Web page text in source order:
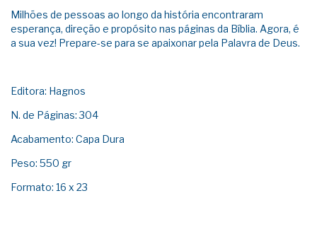
Milhões de pessoas ao longo da história encontraram
esperança, direção e propósito nas páginas da Bíblia. Agora, é
a sua vez! Prepare-se para se apaixonar pela Palavra de Deus.
Editora: Hagnos
N. de Páginas: 304
Acabamento: Capa Dura
Peso: 550 gr
Formato: 16 x 23